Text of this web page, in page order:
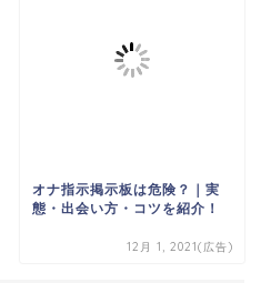
オナ指示掲示板は危険？｜実
態・出会い方・コツを紹介！
12月 1, 2021(広告)